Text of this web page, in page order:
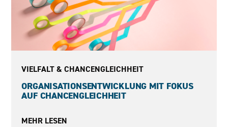
VIELFALT & CHANCENGLEICHHEIT
ORGANISATIONSENTWICKLUNG MIT FOKUS
AUF CHANCENGLEICHHEIT
MEHR LESEN